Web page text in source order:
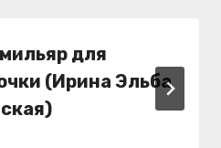
для
(Ирина Эльба